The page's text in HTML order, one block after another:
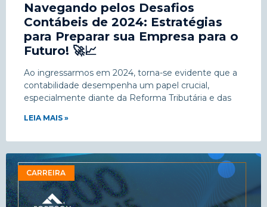
Navegando pelos Desafios
Contábeis de 2024: Estratégias
para Preparar sua Empresa para o
Futuro! 🚀📈
Ao ingressarmos em 2024, torna-se evidente que a
contabilidade desempenha um papel crucial,
especialmente diante da Reforma Tributária e das
LEIA MAIS »
CARREIRA